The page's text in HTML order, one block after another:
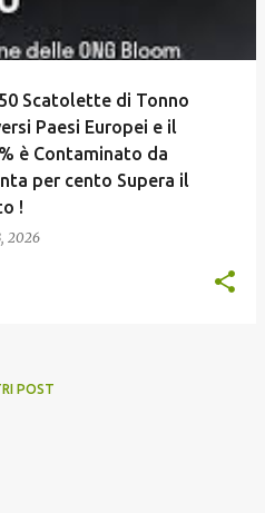
Scatolette di Tonno
Paesi Europei e il
è Contaminato da
per cento Supera il
!
2026
POST